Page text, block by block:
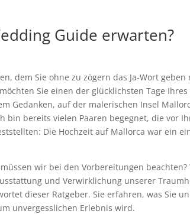
Guide erwarten?
dem Sie ohne zu zögern das Ja-Wort geben
Sie einen der glücklichsten Tage Ihres
Gedanken, auf der malerischen Insel
bin bereits vielen Paaren begegnet, die vor
Die Hochzeit auf Mallorca war ein
wir bei den Vorbereitungen beachten?
und Verwirklichung unserer
dieser Ratgeber. Sie erfahren, was Sie
unvergesslichen Erlebnis wird.